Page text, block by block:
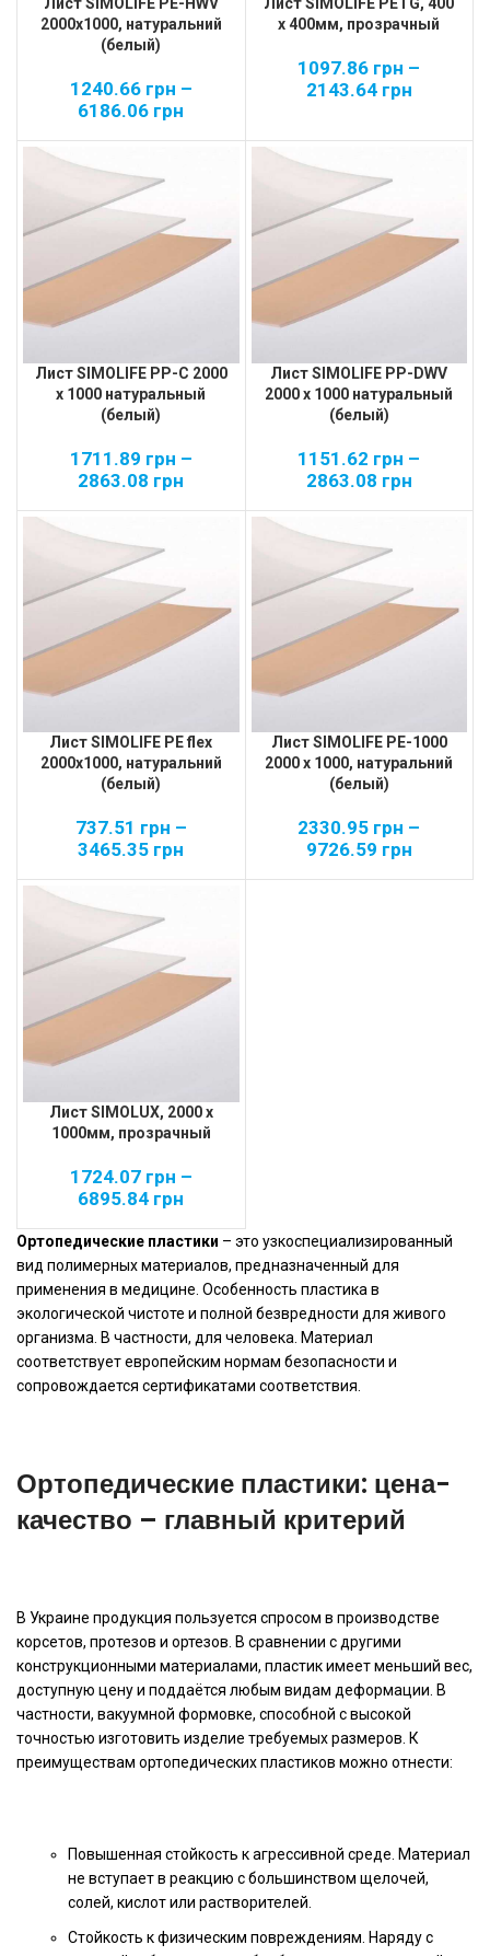
2000х1000, натуральний
(белый)
1240.66 грн –
6186.06 грн
х 400мм, прозрачный
1097.86 грн –
2143.64 грн
Лист SIMOLIFE PP-C 2000
х 1000 натуральный
(белый)
1711.89 грн –
2863.08 грн
Лист SIMOLIFE PP-DWV
2000 х 1000 натуральный
(белый)
1151.62 грн –
2863.08 грн
Лист SIMOLIFE PЕ flex
2000х1000, натуральний
(белый)
737.51 грн –
3465.35 грн
Лист SIMOLIFE PЕ-1000
2000 х 1000, натуральний
(белый)
2330.95 грн –
9726.59 грн
Лист SIMOLUX, 2000 х
1000мм, прозрачный
1724.07 грн –
6895.84 грн
Ортопедические пластики – это узкоспециализированный
вид полимерных материалов, предназначенный для
применения в медицине. Особенность пластика в
экологической чистоте и полной безвредности для живого
организма. В частности, для человека. Материал
соответствует европейским нормам безопасности и
сопровождается сертификатами соответствия.
Ортопедические пластики: цена-
качество – главный критерий
В Украине продукция пользуется спросом в производстве
корсетов, протезов и ортезов. В сравнении с другими
конструкционными материалами, пластик имеет меньший вес,
доступную цену и поддаётся любым видам деформации. В
частности, вакуумной формовке, способной с высокой
точностью изготовить изделие требуемых размеров. К
преимуществам ортопедических пластиков можно отнести:
Повышенная стойкость к агрессивной среде. Материал
не вступает в реакцию с большинством щелочей,
солей, кислот или растворителей.
Стойкость к физическим повреждениям. Наряду с